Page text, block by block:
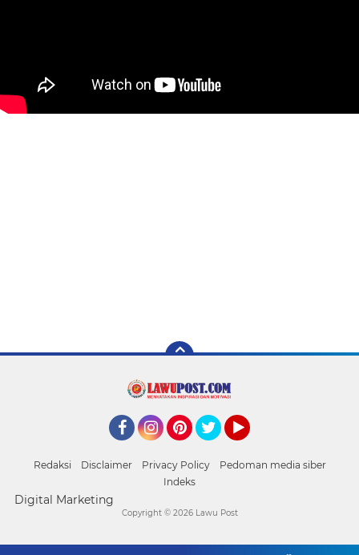
Redaksi Disclaimer Privacy Policy
Pedoman media siber
Indeks
Digital Marketing
Copyright © 2026 Lawu Post